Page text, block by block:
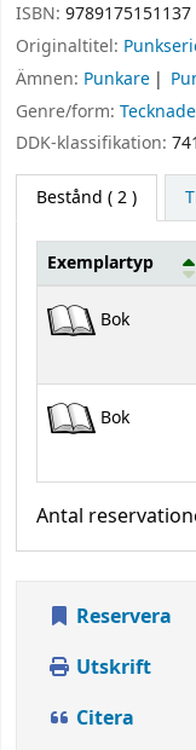
ISBN: 9789175151137
Originaltitel:
Ämnen: Punkare
Genre/form:
DDK-klassifikation:
Bestånd ( 2 )
Bestånd
Exemplartyp
Bok
Bok
Antal
Reservera
Utskrift
Citera